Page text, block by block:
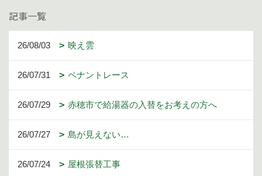
記事一覧
26/08/03 映え雲
26/07/31 ペナントレース
26/07/29 赤穂市で給湯器の入替をお考えの方へ
26/07/27 島が見えない…
26/07/24 屋根張替工事